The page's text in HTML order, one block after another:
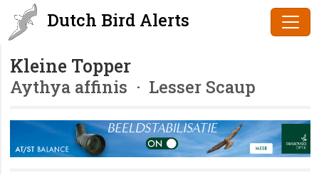
Dutch Bird Alerts
Kleine Topper
Aythya affinis · Lesser Scaup